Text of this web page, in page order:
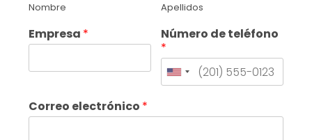
Nombre Apellidos
Empresa *
Número de teléfono
*
Correo electrónico *